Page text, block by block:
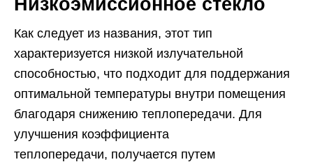
Как следует из названия, этот тип
характеризуется низкой излучательной
способностью, что подходит для поддержания
оптимальной температуры внутри помещения
благодаря снижению теплопередачи. Для
улучшения коэффициента
теплопередачи, получается путем